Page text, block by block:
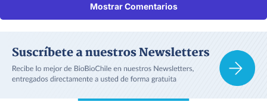
Mostrar Comentarios